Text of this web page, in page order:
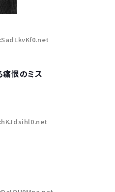
痛恨のミス